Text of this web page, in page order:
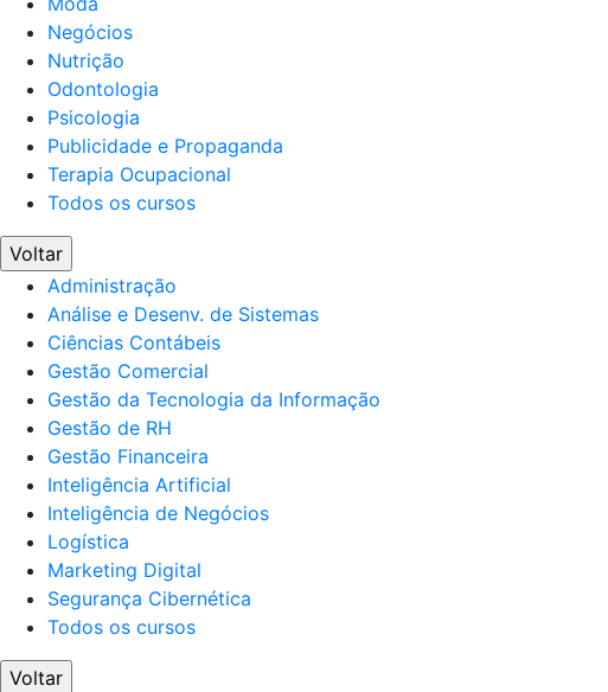
Negócios
Nutrição
Odontologia
Psicologia
Publicidade e Propaganda
Terapia Ocupacional
Todos os cursos
Voltar
Administração
Análise e Desenv. de Sistemas
Ciências Contábeis
Gestão Comercial
Gestão da Tecnologia da Informação
Gestão de RH
Gestão Financeira
Inteligência Artificial
Inteligência de Negócios
Logística
Marketing Digital
Segurança Cibernética
Todos os cursos
Voltar